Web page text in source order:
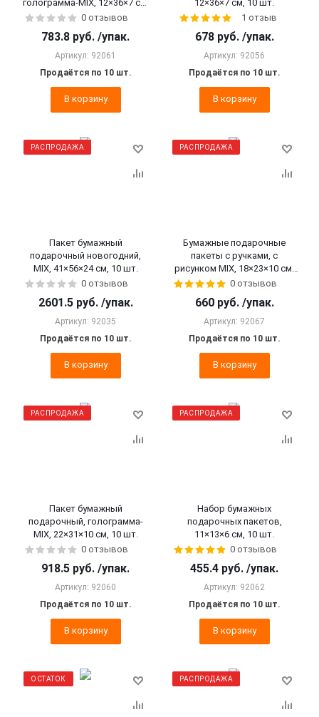
голограмма-MIX, 12×36×7 см,
10 шт.
0 отзывов
783.8 руб. /упак.
Артикул: 92061
Продаётся по 10 шт.
В корзину
12×36×7 см, 10 шт.
1 отзыв
678 руб. /упак.
Артикул: 92056
Продаётся по 10 шт.
В корзину
РАСПРОДАЖА
Пакет бумажный
подарочный новогодний,
MIX, 41×56×24 см, 10 шт.
0 отзывов
2601.5 руб. /упак.
Артикул: 92035
Продаётся по 10 шт.
В корзину
РАСПРОДАЖА
Бумажные подарочные
пакеты с ручками, с
рисунком MIX, 18×23×10 см,
10 шт.
0 отзывов
660 руб. /упак.
Артикул: 92067
Продаётся по 10 шт.
В корзину
РАСПРОДАЖА
Пакет бумажный
подарочный, голограмма-
MIX, 22×31×10 см, 10 шт.
0 отзывов
918.5 руб. /упак.
Артикул: 92060
Продаётся по 10 шт.
В корзину
РАСПРОДАЖА
Набор бумажных
подарочных пакетов,
11×13×6 см, 10 шт.
0 отзывов
455.4 руб. /упак.
Артикул: 92062
Продаётся по 10 шт.
В корзину
ОСТАТОК РАСПРОДАЖА